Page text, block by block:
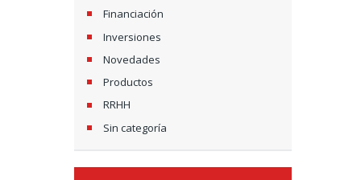
Financiación
Inversiones
Novedades
Productos
RRHH
Sin categoría